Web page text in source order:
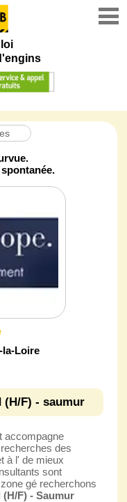
la-Loire
F) - saumur
accompagne
des
à l' de mieux
sont
gé recherchons
F) - Saumur